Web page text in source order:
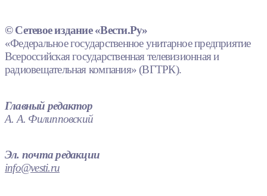
© Сетевое издание «Вести.Ру»
«Федеральное государственное унитарное предприятие
Всероссийская государственная телевизионная и
радиовещательная компания» (ВГТРК).
Главный редактор
А. А. Филипповский
Эл. почта редакции
info@vesti.ru